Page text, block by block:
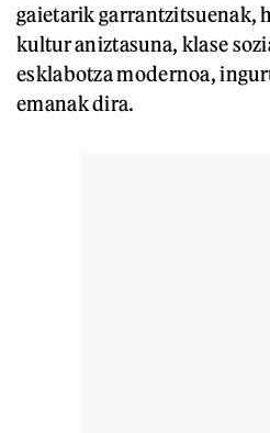
gaietarik garrantzitsuenak,
kultur aniztasuna, klase
esklabotza modernoa,
emanak dira.